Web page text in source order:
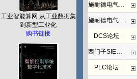
工业智能算网 从工业数据集
到新型工业化
购书链接
施耐德电气PLC
施耐德电气PLC
DCS论坛
西门子SIEMENS
PLC论坛